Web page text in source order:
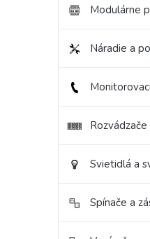
Modulárne
Náradie a
Rozvádzače
Svietidlá a
Spínače a